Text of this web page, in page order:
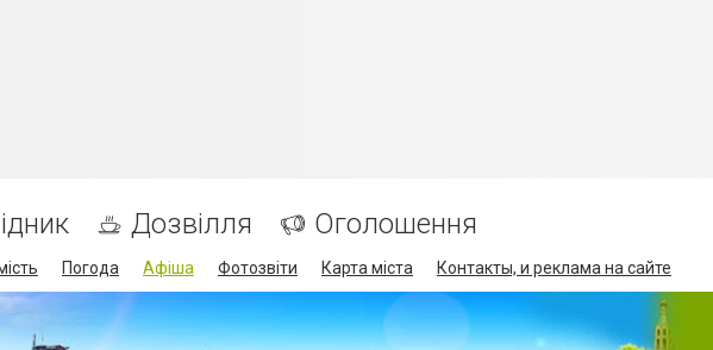
Дозвілля Оголошення
Погода Афіша Фотозвіти Карта міста Контакты, и реклама на сайте